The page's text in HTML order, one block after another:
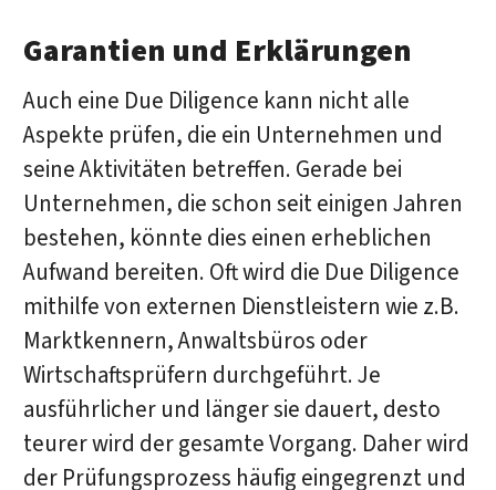
Garantien und Erklärungen
Auch eine Due Diligence kann nicht alle
Aspekte prüfen, die ein Unternehmen und
seine Aktivitäten betreffen. Gerade bei
Unternehmen, die schon seit einigen Jahren
bestehen, könnte dies einen erheblichen
Aufwand bereiten. Oft wird die Due Diligence
mithilfe von externen Dienstleistern wie z.B.
Marktkennern, Anwaltsbüros oder
Wirtschaftsprüfern durchgeführt. Je
ausführlicher und länger sie dauert, desto
teurer wird der gesamte Vorgang. Daher wird
der Prüfungsprozess häufig eingegrenzt und